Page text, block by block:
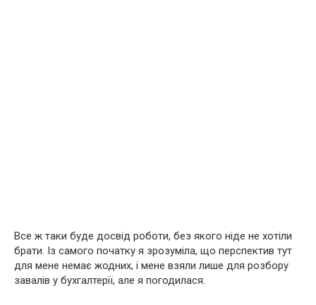
Все ж таки буде досвід роботи, без якого ніде не хотіли
брати. Із самого початку я зрозуміла, що перспектив тут
для мене немає жодних, і мене взяли лише для розбору
завалів у бухгалтерії, але я погодилася.